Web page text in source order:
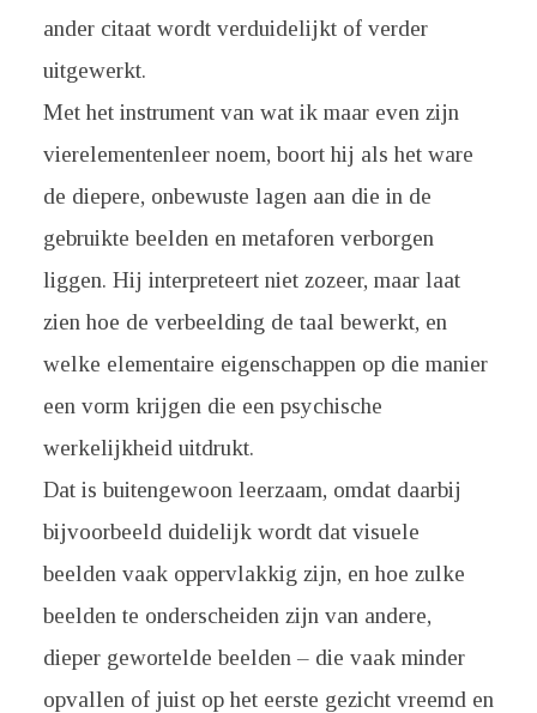
ander citaat wordt verduidelijkt of verder
uitgewerkt.
Met het instrument van wat ik maar even zijn
vierelementenleer noem, boort hij als het ware
de diepere, onbewuste lagen aan die in de
gebruikte beelden en metaforen verborgen
liggen. Hij interpreteert niet zozeer, maar laat
zien hoe de verbeelding de taal bewerkt, en
welke elementaire eigenschappen op die manier
een vorm krijgen die een psychische
werkelijkheid uitdrukt.
Dat is buitengewoon leerzaam, omdat daarbij
bijvoorbeeld duidelijk wordt dat visuele
beelden vaak oppervlakkig zijn, en hoe zulke
beelden te onderscheiden zijn van andere,
dieper gewortelde beelden – die vaak minder
opvallen of juist op het eerste gezicht vreemd en